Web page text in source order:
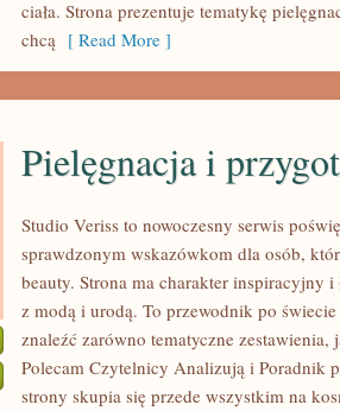
ciała. Strona prezentuje tematykę
chcą [ Read More ]
PIELĘGNACJA
Pielęgnacja i
Studio Veriss to nowoczesny serwis
sprawdzonym wskazówkom dla osób,
beauty. Strona ma charakter inspiracyjny
z modą i urodą. To przewodnik po
znaleźć zarówno tematyczne
Polecam Czytelnicy Analizują i Poradnik
strony skupia się przede wszystkim na